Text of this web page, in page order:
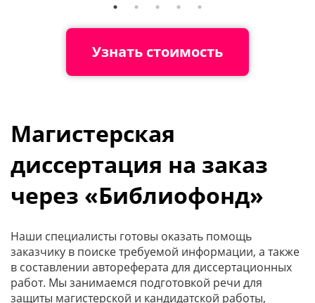
Узнать стоимость
Магистерская
диссертация на заказ
через «Библиофонд»
Наши специалисты готовы оказать помощь
заказчику в поиске требуемой информации, а также
в составлении автореферата для диссертационных
работ. Мы занимаемся подготовкой речи для
защиты магистерской и кандидатской работы,